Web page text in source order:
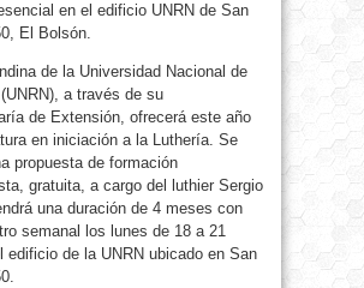
en el edificio UNRN de San
El Bolsón.
de la Universidad Nacional de
a través de su
de Extensión, ofrecerá este año
en iniciación a la Luthería. Se
propuesta de formación
gratuita, a cargo del luthier Sergio
una duración de 4 meses con
semanal los lunes de 18 a 21
edificio de la UNRN ubicado en San